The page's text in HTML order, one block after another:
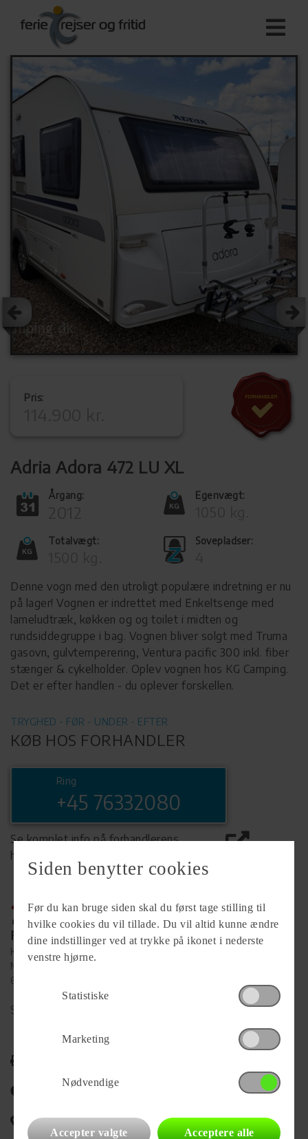
Pris:
Adria Adora 472 LU XL
Årgang: Egenvægt:
Totalvægt: Sovepladser:
Denne vogn med den utroligt populære indretning er nu
på lager! Vognen er indrettet med Enkeltsenge med
lameludtræk, køkken og og toilet i midten og
rundsiddegruppe i bag. Vognen bliver solgt med Truma
gasovn, gulvtemperering, Ventura pacific 300 inkl. fiber
stænger & cykelholder. Oplev vognen hos KG Camping.
Det er efter handlen - du oplever forskellen.
TRYGHED - FØR - UNDER - EFTER
KØB HOS FORHANDLER
Ring
+45 76332080
Se komplet info på forhandlerens
hjemmeside
Forhandler
KG Camping A/S
Mønten 6
6000 Kolding
Se alle
Del på Facebook
Campingvognens placering
Siden benytter cookies
Før du kan bruge siden skal du først tage stilling til
hvilke cookies du vil tillade. Du vil altid kunne ændre
dine indstillinger ved at trykke på ikonet i nederste
venstre hjørne.
Statistiske
Marketing
Nødvendige
Accepter valgte Acceptere alle